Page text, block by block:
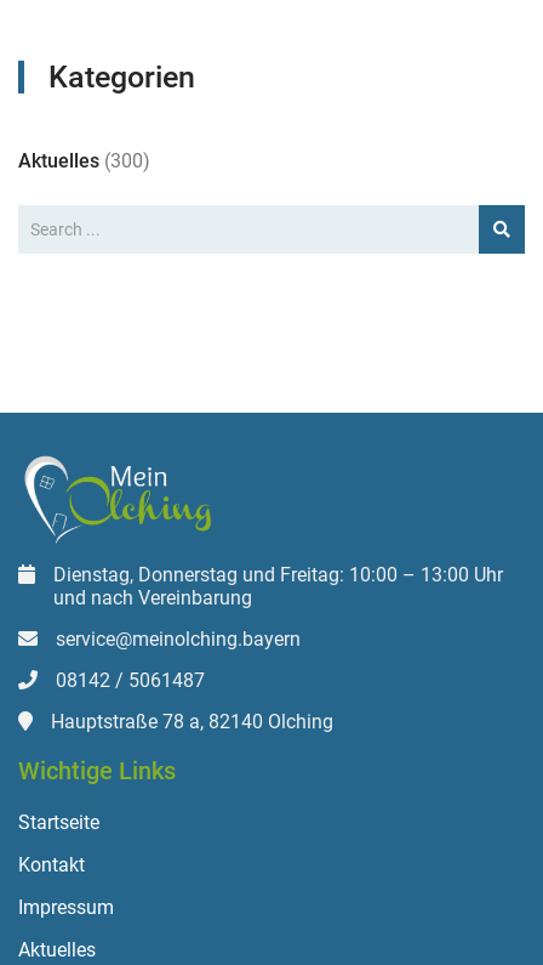
Kategorien
Aktuelles (300)
Dienstag, Donnerstag und Freitag: 10:00 – 13:00 Uhr
und nach Vereinbarung
service@meinolching.bayern
08142 / 5061487
Hauptstraße 78 a, 82140 Olching
Wichtige Links
Startseite
Kontakt
Impressum
Aktuelles